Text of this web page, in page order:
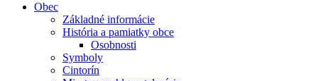
Obec
Základné informácie
História a pamiatky obce
Osobnosti
Symboly
Cintorín